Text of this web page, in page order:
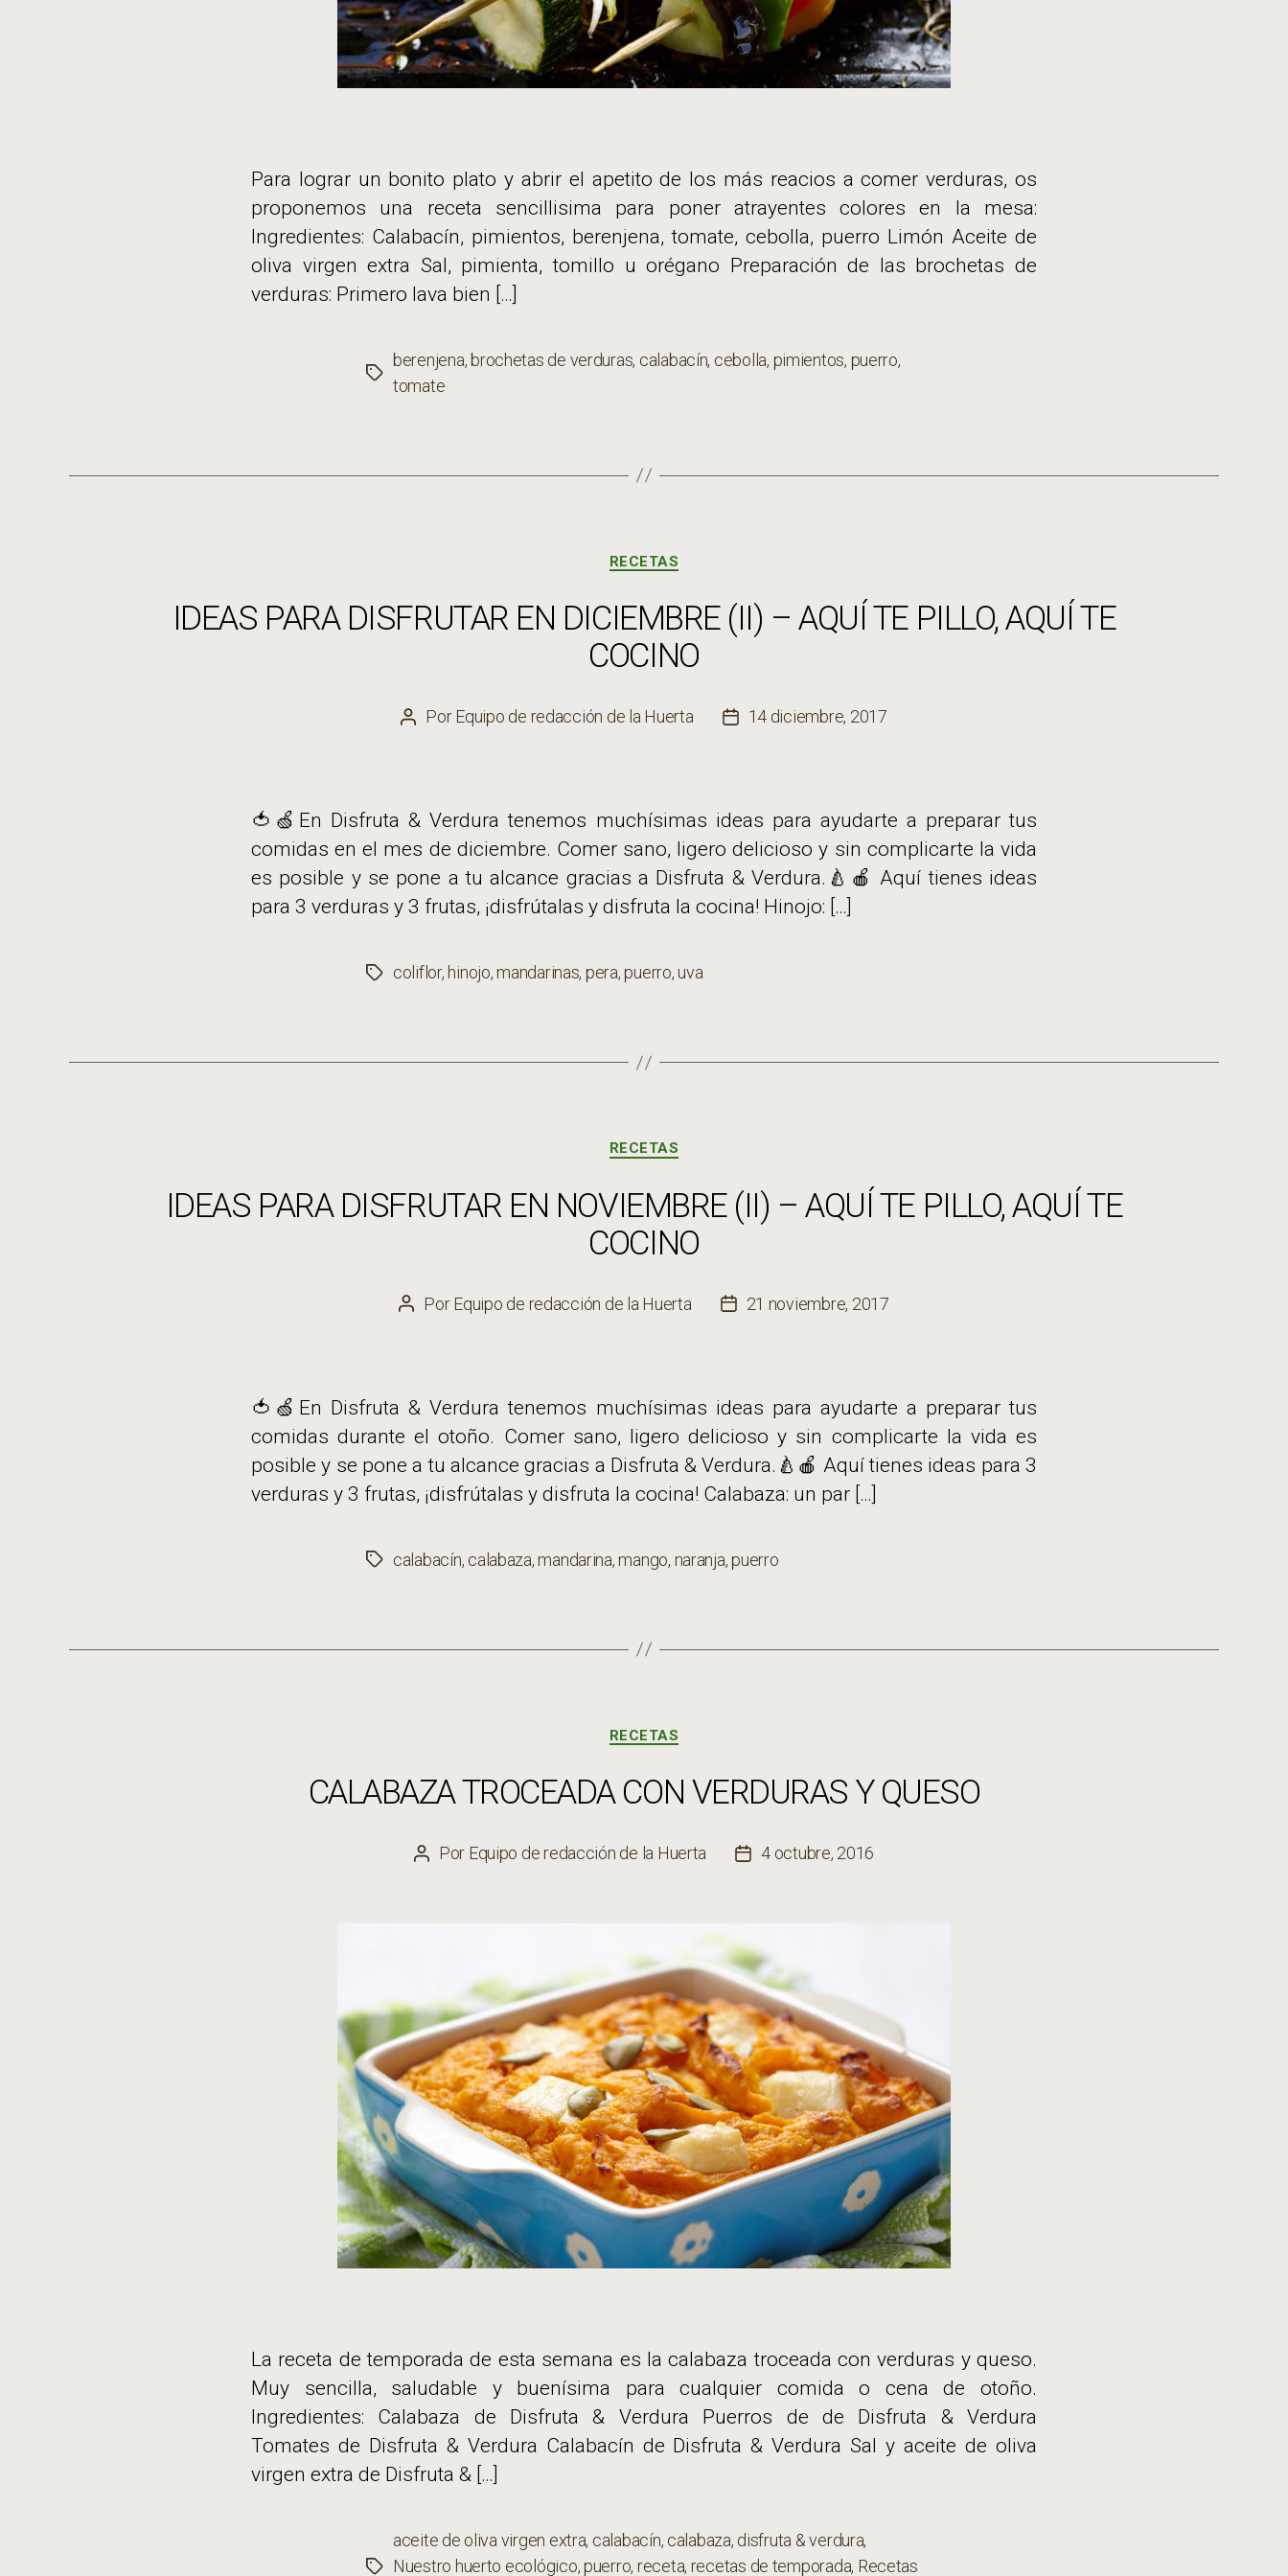
Para lograr un bonito plato y abrir el apetito de los más reacios a comer verduras, os
proponemos una receta sencillisima para poner atrayentes colores en la mesa:
Ingredientes: Calabacín, pimientos, berenjena, tomate, cebolla, puerro Limón Aceite de
oliva virgen extra Sal, pimienta, tomillo u orégano Preparación de las brochetas de
verduras: Primero lava bien […]
Etiquetas
berenjena,brochetas de verduras, calabacín, cebolla, pimientos, puerro,
tomate
Categorías
RECETAS
IDEAS PARA DISFRUTAR EN DICIEMBRE (II) – AQUÍ TE PILLO, AQUÍ TE
COCINO
Autor
PorEquipo de redacción de la Huerta
Fecha
14 diciembre, 2017
🍅🍏En Disfruta & Verdura tenemos muchísimas ideas para ayudarte a preparar tus
comidas en el mes de diciembre. Comer sano, ligero delicioso y sin complicarte la vida
es posible y se pone a tu alcance gracias a Disfruta & Verdura.🍐🍎 Aquí tienes ideas
para 3 verduras y 3 frutas, ¡disfrútalas y disfruta la cocina! Hinojo: […]
Etiquetas
coliflor, hinojo,mandarinas, pera,puerro,uva
Categorías
RECETAS
IDEAS PARA DISFRUTAR EN NOVIEMBRE (II) – AQUÍ TE PILLO, AQUÍ TE
COCINO
Autor
PorEquipo de redacción de la Huerta
Fecha
21 noviembre, 2017
🍅🍏En Disfruta & Verdura tenemos muchísimas ideas para ayudarte a preparar tus
comidas durante el otoño. Comer sano, ligero delicioso y sin complicarte la vida es
posible y se pone a tu alcance gracias a Disfruta & Verdura.🍐🍎 Aquí tienes ideas para 3
verduras y 3 frutas, ¡disfrútalas y disfruta la cocina! Calabaza: un par […]
Etiquetas
calabacín, calabaza,mandarina,mango, naranja,puerro
Categorías
RECETAS
CALABAZA TROCEADA CON VERDURAS Y QUESO
Autor
Por Equipo de redacción de la Huerta
Fecha
4 octubre, 2016
La receta de temporada de esta semana es la calabaza troceada con verduras y queso.
Muy sencilla, saludable y buenísima para cualquier comida o cena de otoño.
Ingredientes: Calabaza de Disfruta & Verdura Puerros de de Disfruta & Verdura
Tomates de Disfruta & Verdura Calabacín de Disfruta & Verdura Sal y aceite de oliva
virgen extra de Disfruta & […]
Etiquetas
aceite de oliva virgen extra, calabacín, calabaza, disfruta & verdura,
Nuestro huerto ecológico,puerro, receta, recetas de temporada, Recetas